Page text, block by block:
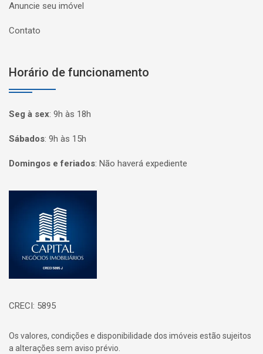
Anuncie seu imóvel
Contato
Horário de funcionamento
Seg à sex: 9h às 18h
Sábados: 9h às 15h
Domingos e feriados: Não haverá expediente
CRECI: 5895
Os valores, condições e disponibilidade dos imóveis estão sujeitos
a alterações sem aviso prévio.